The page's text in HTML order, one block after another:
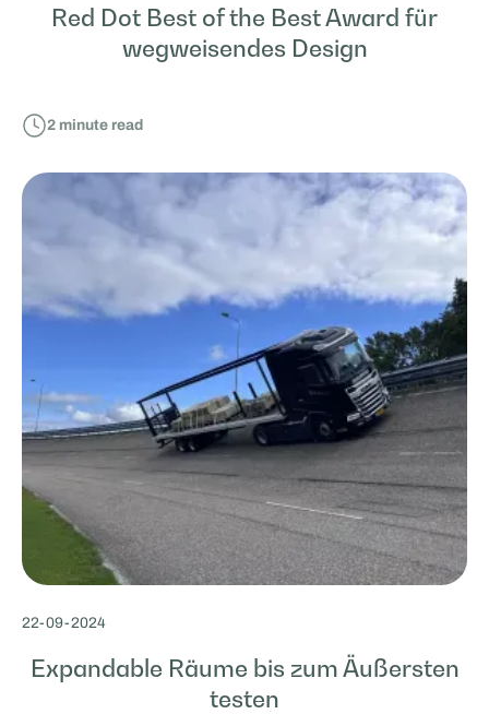
Red Dot Best of the Best Award für
wegweisendes Design
2 minute read
22-09-2024
Expandable Räume bis zum Äußersten
testen